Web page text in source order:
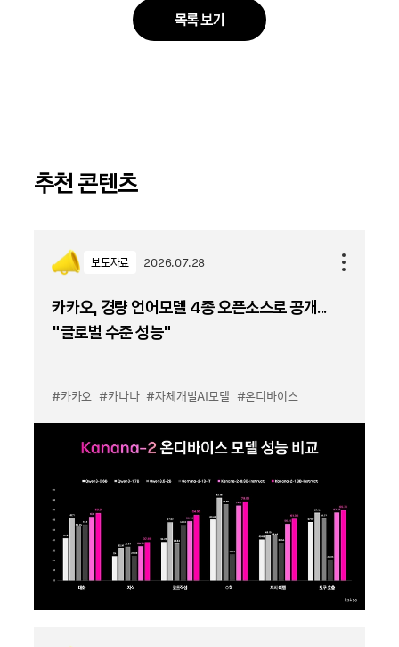
목록 보기
추천 콘텐츠
보도자료 2026.07.28
카카오, 경량 언어모델 4종 오픈소스로 공개...
“글로벌 수준 성능”
#카카오 #카나나 #자체개발AI모델 #온디바이스